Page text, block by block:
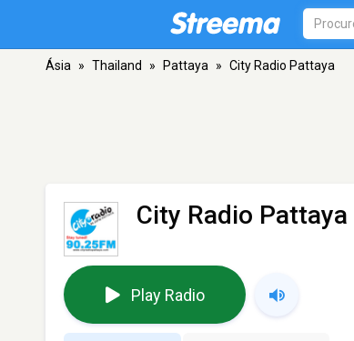
Ásia » Thailand » Pattaya » City Radio Pattaya
City Radio Pattaya
Play Radio